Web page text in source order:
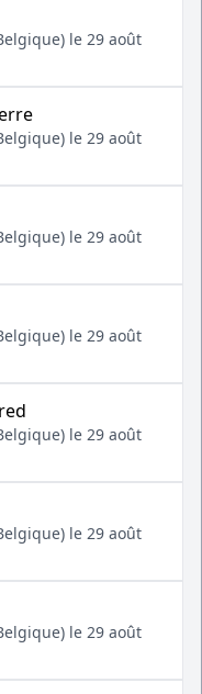
le 29 août
le 29 août
le 29 août
le 29 août
le 29 août
le 29 août
le 29 août